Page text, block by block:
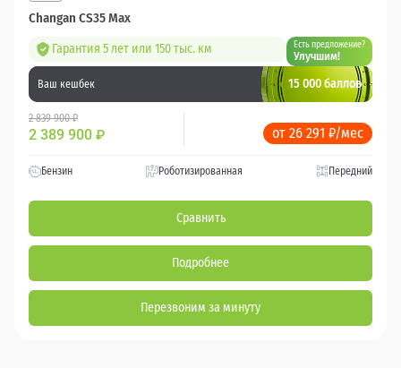
Changan CS35 Max
Гарантия 5 лет или 150 тыс. км Есть предложение?
Улучшим!
Ваш кешбек 15 000 баллов
2 839 900 ₽
2 389 900 ₽ от 26 291 ₽/мес
Бензин Роботизированная Передний
Сравнить
Подробнее
Перезвоним за минуту